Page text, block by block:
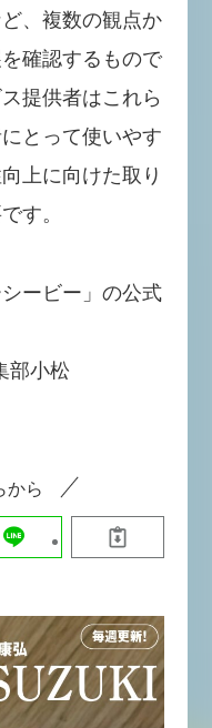
、複数の観点か
確認するもので
提供者はこれら
とって使いやす
上に向けた取り
す。
ービー」の公式
部小松
から